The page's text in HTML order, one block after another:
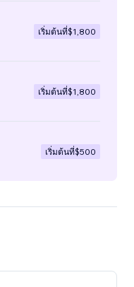
เริ่มต้นที่$1,800
เริ่มต้นที่$1,800
เริ่มต้นที่$500